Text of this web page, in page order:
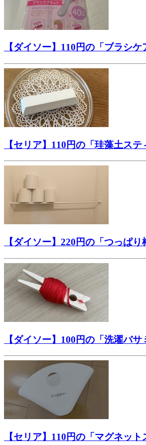
【ダイソー】110円の「ブラシ
【セリア】110円の「珪藻土ス
【ダイソー】220円の「つっぱ
【ダイソー】100円の「洗濯バ
【セリア】110円の「マグネッ